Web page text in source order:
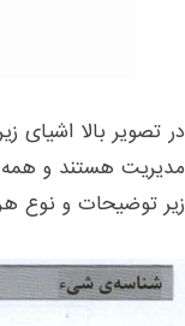
زیر توضیحات و نوع